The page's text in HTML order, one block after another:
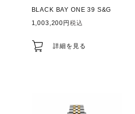
BLACK BAY ONE 39 S&G
1,003,200
税込
詳細を見る